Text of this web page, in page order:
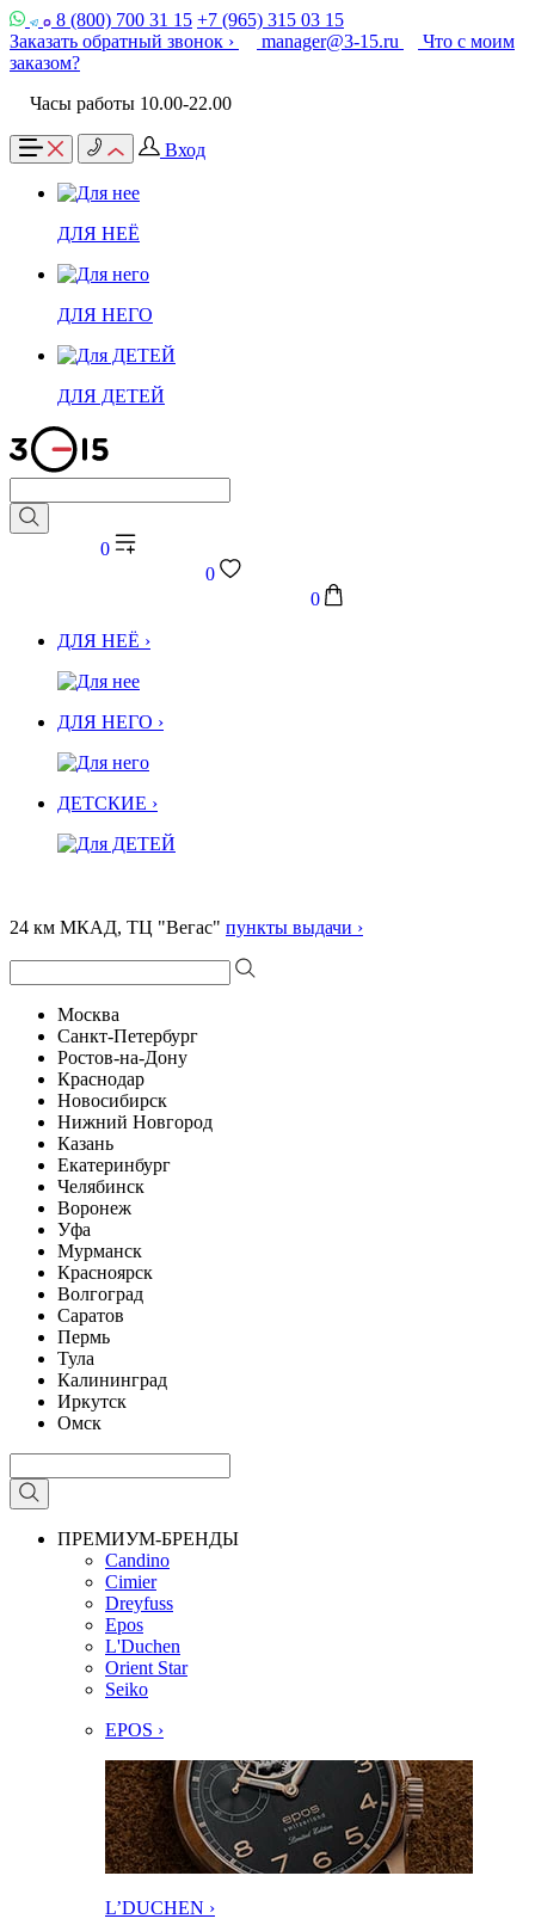
8 (800) 700 31 15 +7 (965) 315 03 15
Заказать обратный звонок ›
manager@3-15.ru
Что с моим
заказом?
Часы работы 10.00-22.00
Вход
ДЛЯ НЕЁ
ДЛЯ НЕГО
ДЛЯ ДЕТЕЙ
0
0
0
ДЛЯ НЕЁ ›
ДЛЯ НЕГО ›
ДЕТСКИЕ ›
24 км МКАД, ТЦ "Вегас" пункты выдачи ›
Москва
Санкт-Петербург
Ростов-на-Дону
Краснодар
Новосибирск
Нижний Новгород
Казань
Екатеринбург
Челябинск
Воронеж
Уфа
Мурманск
Красноярск
Волгоград
Саратов
Пермь
Тула
Калининград
Иркутск
Омск
ПРЕМИУМ-БРЕНДЫ
Candino
Cimier
Dreyfuss
Epos
L'Duchen
Orient Star
Seiko
EPOS ›
L’DUCHEN ›